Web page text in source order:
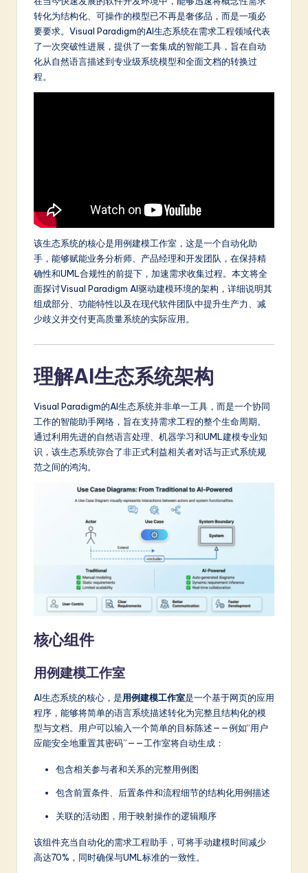
fi
C
hi
in
&
S
ti
转化为结构化、可操作的模型已不再是奢侈品，而是一项必
要要求。Visual Paradigm的AI生态系统在需求工程领域代表
了一次突破性进展，提供了一套集成的智能工具，旨在自动
化从自然语言描述到专业级系统模型和全面文档的转换过
程。
该生态系统的核心是用例建模工作室，这是一个自动化助
手，能够赋能业务分析师、产品经理和开发团队，在保持精
确性和UML合规性的前提下，加速需求收集过程。本文将全
面探讨Visual Paradigm AI驱动建模环境的架构，详细说明其
组成部分、功能特性以及在现代软件团队中提升生产力、减
少歧义并交付更高质量系统的实际应用。
理解AI生态系统架构
Visual Paradigm的AI生态系统并非单一工具，而是一个协同
工作的智能助手网络，旨在支持需求工程的整个生命周期。
通过利用先进的自然语言处理、机器学习和UML建模专业知
识，该生态系统弥合了非正式利益相关者对话与正式系统规
范之间的鸿沟。
核心组件
用例建模工作室
AI生态系统的核心，是用例建模工作室是一个基于网页的应用
程序，能够将简单的语言系统描述转化为完整且结构化的模
型与文档。用户可以输入一个简单的目标陈述——例如“用户
应能安全地重置其密码”——工作室将自动生成：
包含相关参与者和关系的完整用例图
包含前置条件、后置条件和流程细节的结构化用例描述
关联的活动图，用于映射操作的逻辑顺序
该组件充当自动化的需求工程助手，可将手动建模时间减少
高达70%，同时确保与UML标准的一致性。